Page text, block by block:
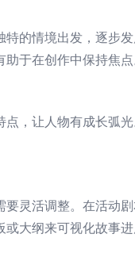
的情境出发，逐步
于在创作中保持焦点
，让人物有成长弧
灵活调整。在活
大纲来可视化故事进